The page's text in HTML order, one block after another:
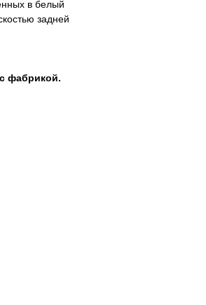
в белый
задней
фабрикой.